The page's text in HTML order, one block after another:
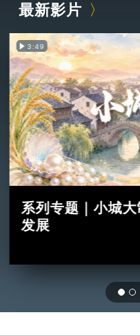
最新影片
3:49
系列专题｜小城
发展